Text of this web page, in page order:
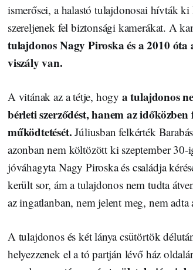
ismerősei, a halastó tulajdonosai hívták
szereljenek fel biztonsági kamerákat. A
tulajdonos Nagy Piroska és a 2010
viszály van.
A vitának az a tétje, hogy a tulajdonos
bérleti szerződést, hanem az
működtetését. Júliusban felkérték
azonban nem költözött ki szeptember
jóváhagyta Nagy Piroska és családja
került sor, ám a tulajdonos nem tudta
az ingatlanban, nem jelent meg, nem
A tulajdonos és két lánya csütörtök
helyezzenek el a tó partján lévő ház